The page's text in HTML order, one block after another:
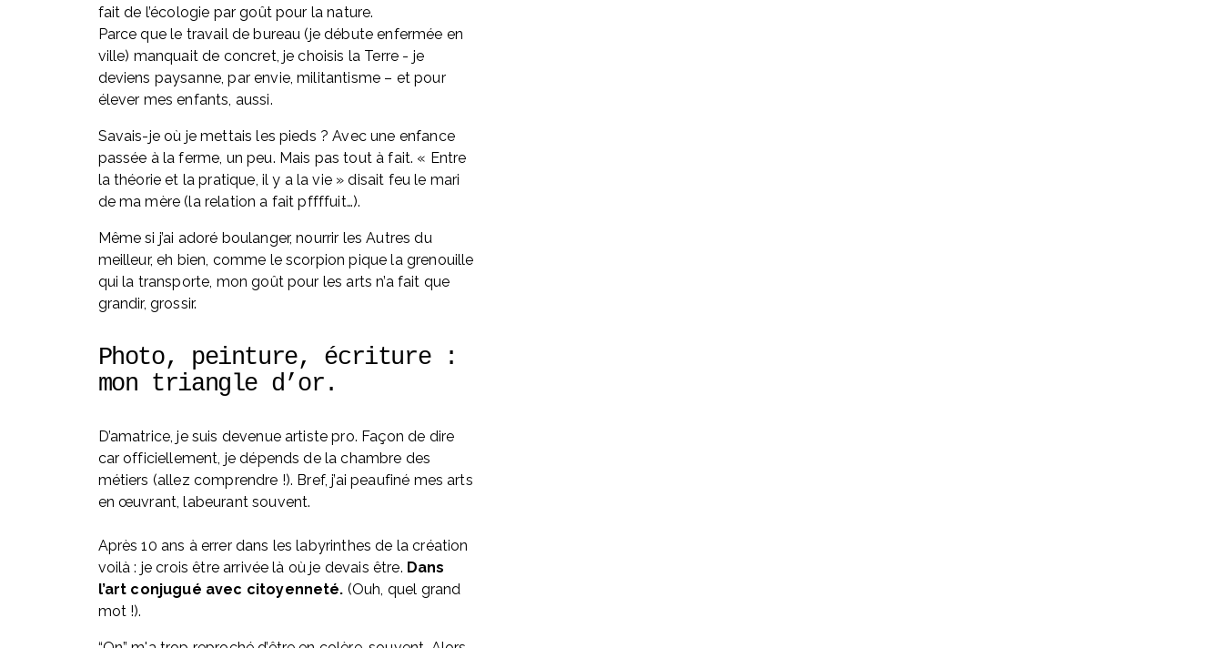
fait de l’écologie par goût pour la nature.
Parce que le travail de bureau (je débute enfermée en
ville) manquait de concret, je choisis la Terre - je
deviens paysanne, par envie, militantisme – et pour
élever mes enfants, aussi.
Savais-je où je mettais les pieds ? Avec une enfance
passée à la ferme, un peu. Mais pas tout à fait. « Entre
la théorie et la pratique, il y a la vie » disait feu le mari
de ma mère (la relation a fait pffffuit…).
Même si j’ai adoré boulanger, nourrir les Autres du
meilleur, eh bien, comme le scorpion pique la grenouille
qui la transporte, mon goût pour les arts n’a fait que
grandir, grossir.
Photo, peinture, écriture :
mon triangle d’or.
D’amatrice, je suis devenue artiste pro. Façon de dire
car officiellement, je dépends de la chambre des
métiers (allez comprendre !). Bref, j’ai peaufiné mes arts
en œuvrant, labeurant souvent.
Après 10 ans à errer dans les labyrinthes de la création
voilà : je crois être arrivée là où je devais être. Dans
l’art conjugué avec citoyenneté. (Ouh, quel grand
mot !).